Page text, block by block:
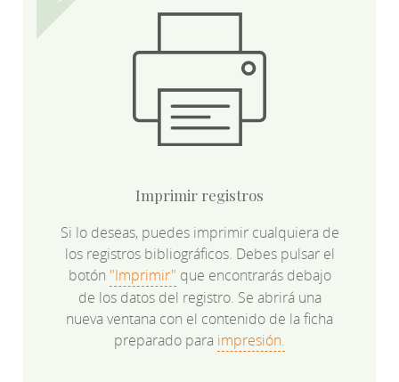
Imprimir registros
Si lo deseas, puedes imprimir cualquiera de
los registros bibliográficos. Debes pulsar el
botón "Imprimir" que encontrarás debajo
de los datos del registro. Se abrirá una
nueva ventana con el contenido de la ficha
preparado para impresión.